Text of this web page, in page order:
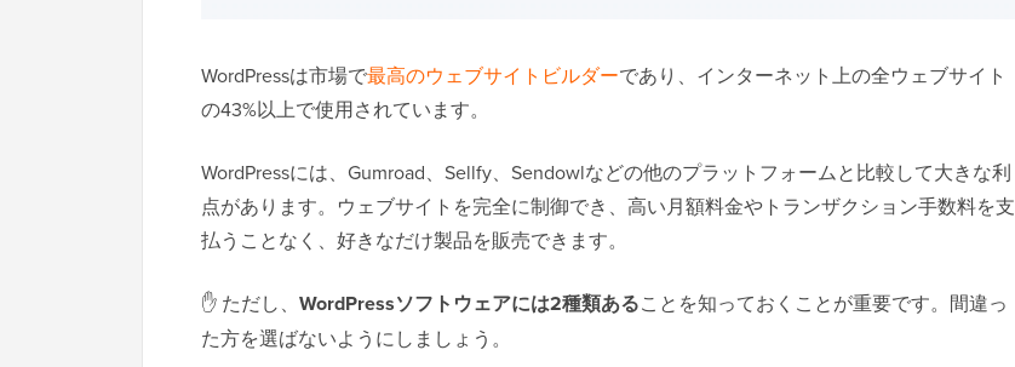
WordPressは市場で最高のウェブサイトビルダーであり、インターネット上の全ウェブサイト
の43%以上で使用されています。
WordPressには、Gumroad、Sellfy、Sendowlなどの他のプラットフォームと比較して大きな利
点があります。ウェブサイトを完全に制御でき、高い月額料金やトランザクション手数料を支
払うことなく、好きなだけ製品を販売できます。
✋ ただし、 WordPressソフトウェアには2種類あることを知っておくことが重要です。間違っ
た方を選ばないようにしましょう。